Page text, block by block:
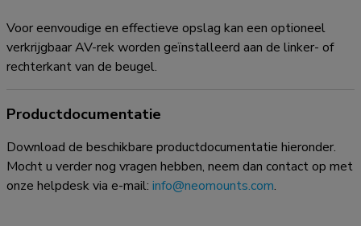
Voor eenvoudige en effectieve opslag kan een optioneel
verkrijgbaar AV-rek worden geïnstalleerd aan de linker- of
rechterkant van de beugel.
Productdocumentatie
Download de beschikbare productdocumentatie hieronder.
Mocht u verder nog vragen hebben, neem dan contact op met
onze helpdesk via e-mail: info@neomounts.com.